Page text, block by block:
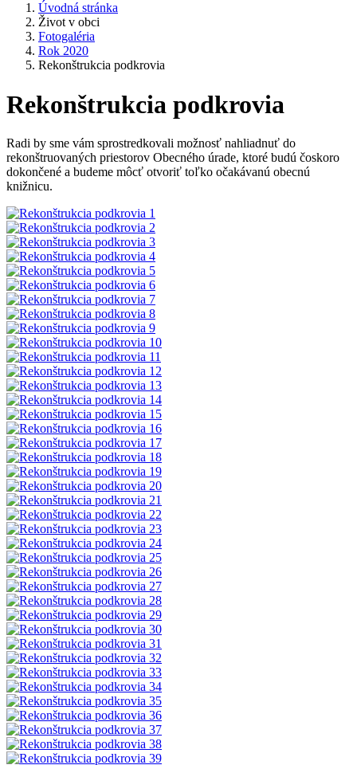
Úvodná stránka
Život v obci
Fotogaléria
Rok 2020
Rekonštrukcia podkrovia
Rekonštrukcia podkrovia
Radi by sme vám sprostredkovali možnosť nahliadnuť do
rekonštruovaných priestorov Obecného úrade, ktoré budú čoskoro
dokončené a budeme môcť otvoriť toľko očakávanú obecnú
knižnicu.